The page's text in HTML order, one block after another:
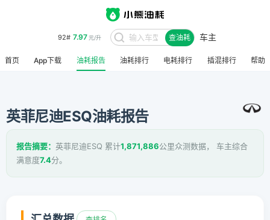
92# 7.97元/升 查油耗 车主
首页 App下载 油耗报告 油耗排行 电耗排行 插混排行 帮助
英菲尼迪ESQ油耗报告
报告摘要： 英菲尼迪ESQ 累计1,871,886公里众测数据， 车主综合
满意度7.4分。